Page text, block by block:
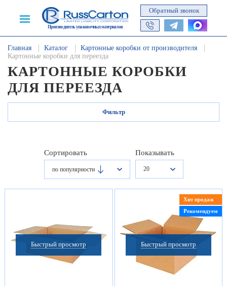
Производитель упаковочных материалов
Обратный звонок
Главная Каталог
Картонные коробки от производителя
Картонные коробки для переезда
КАРТОННЫЕ КОРОБКИ
ДЛЯ ПЕРЕЕЗДА
Фильтр
Сортировать
по популярности
Показывать
20
Быстрый просмотр Быстрый просмотр
Хит продаж
Рекомендуем